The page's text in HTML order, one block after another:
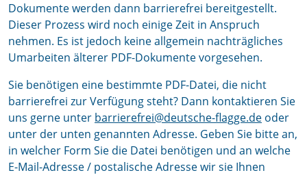
Dokumente werden dann barrierefrei bereitgestellt.
Dieser Prozess wird noch einige Zeit in Anspruch
nehmen. Es ist jedoch keine allgemein nachträgliches
Umarbeiten älterer PDF-Dokumente vorgesehen.
Sie benötigen eine bestimmte PDF-Datei, die nicht
barrierefrei zur Verfügung steht? Dann kontaktieren Sie
uns gerne unter barrierefrei@deutsche-flagge.de oder
unter der unten genannten Adresse. Geben Sie bitte an,
in welcher Form Sie die Datei benötigen und an welche
E-Mail-Adresse / postalische Adresse wir sie Ihnen